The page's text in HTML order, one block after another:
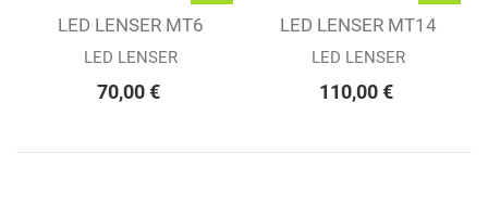
LED LENSER MT6
LED LENSER
70,00 €
LED LENSER MT14
LED LENSER
110,00 €